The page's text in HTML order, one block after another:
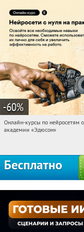
-60%
09:53:10
Онлайн-курсы по нейросетям
академии «Эдюсон»
Бесплатно